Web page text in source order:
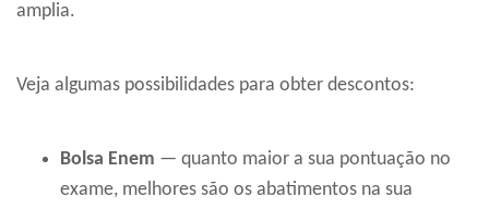
amplia.
Veja algumas possibilidades para obter descontos:
Bolsa Enem — quanto maior a sua pontuação no
exame, melhores são os abatimentos na sua